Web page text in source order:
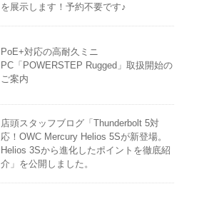
を展示します！予約不要です♪
PoE+対応の高耐久ミニ
PC「POWERSTEP Rugged」取扱開始の
ご案内
店頭スタッフブログ「Thunderbolt 5対
応！OWC Mercury Helios 5Sが新登場。
Helios 3Sから進化したポイントを徹底紹
介」を公開しました。